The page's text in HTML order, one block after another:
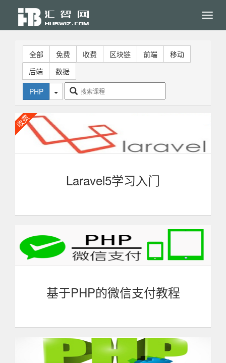
全部 免费 收费 区块链 前端
移动
后端
数据
PHP
Laravel5学习入门
以掌握Laravel框架的简单实用方式，了解PHP的MVC开发
模式，理解PHP的面向对象的思想。
基于PHP的微信支付教程
微信支付作为各大移动支付方式之一，本课程只要向大
家介绍并使用微信支付的常用功能，进而集合到已有的项目
中去，希望各位能够快速上手并掌握实战"干货"。